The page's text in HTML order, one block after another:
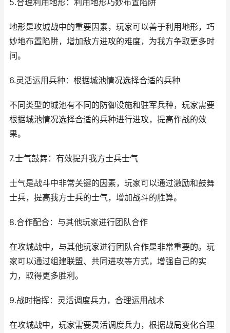
5.合理利用地形：利用地形巧妙布置陷阱
地形是攻城战中的重要因素，玩家可以善于利用地形，巧
妙地布置陷阱，增加敌方进攻的难度，为我方争取更多时
间。
6.灵活运用兵种：根据城池情况选择合适的兵种
不同类型的城池有不同的防御设施和驻军兵种，玩家需要
根据城池情况选择合适的兵种进行进攻，提高作战的效
果。
7.士气鼓舞：有效提升我方士兵士气
士气是战斗中非常关键的因素，玩家可以通过激励和鼓舞
士兵，提高我方士兵的士气，增加战斗的胜算。
8.合作配合：与其他玩家进行团队合作
在攻城战中，与其他玩家进行团队合作是非常重要的。玩
家可以通过组建联盟、共同进攻等方式，增强自己的实
力，取得更多胜利。
9.战时指挥：灵活调度兵力，合理运用战术
在攻城战中，玩家需要灵活调度兵力，根据战局变化合理